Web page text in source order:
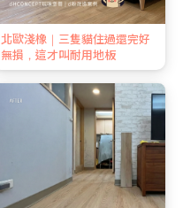
北歐淺橡｜三隻貓住過還完好
無損，這才叫耐用地板